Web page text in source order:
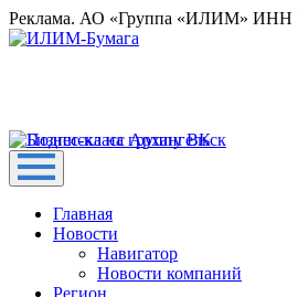
Реклама. АО «Группа «ИЛИМ» ИНН
Главная
Новости
Навигатор
Новости компаний
Регион